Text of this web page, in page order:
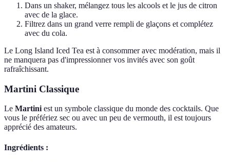
Dans un shaker, mélangez tous les alcools et le jus de citron
avec de la glace.
Filtrez dans un grand verre rempli de glaçons et complétez
avec du cola.
Le Long Island Iced Tea est à consommer avec modération, mais il
ne manquera pas d'impressionner vos invités avec son goût
rafraîchissant.
Martini Classique
Le Martini est un symbole classique du monde des cocktails. Que
vous le préfériez sec ou avec un peu de vermouth, il est toujours
apprécié des amateurs.
Ingrédients :